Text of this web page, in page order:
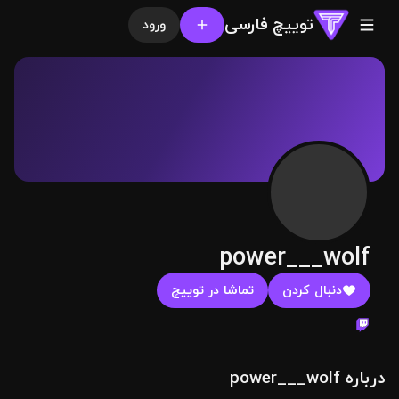
توییچ فارسی ورود
power___wolf
دنبال کردن تماشا در توییچ
درباره power___wolf